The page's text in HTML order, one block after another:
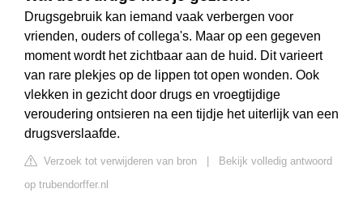
Drugsgebruik kan iemand vaak verbergen voor
vrienden, ouders of collega's. Maar op een gegeven
moment wordt het zichtbaar aan de huid. Dit varieert
van rare plekjes op de lippen tot open wonden. Ook
vlekken in gezicht door drugs en vroegtijdige
veroudering ontsieren na een tijdje het uiterlijk van een
drugsverslaafde.
Verzoek tot verwijderen van bron
Bekijk volledig antwoord
op trubendorffer.nl